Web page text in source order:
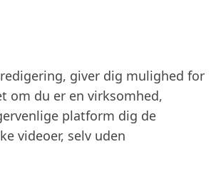
giver dig mulighed for
om du er en virksomhed,
platform dig de
videoer, selv uden